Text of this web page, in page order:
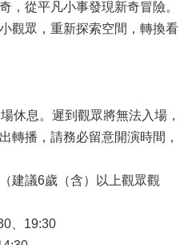
，從平凡小事發現新奇冒險。
觀眾，重新探索空間，轉換看
休息。遲到觀眾將無法入場，
轉播，請務必留意開演時間，
建議6歲（含）以上觀眾觀
、19:30